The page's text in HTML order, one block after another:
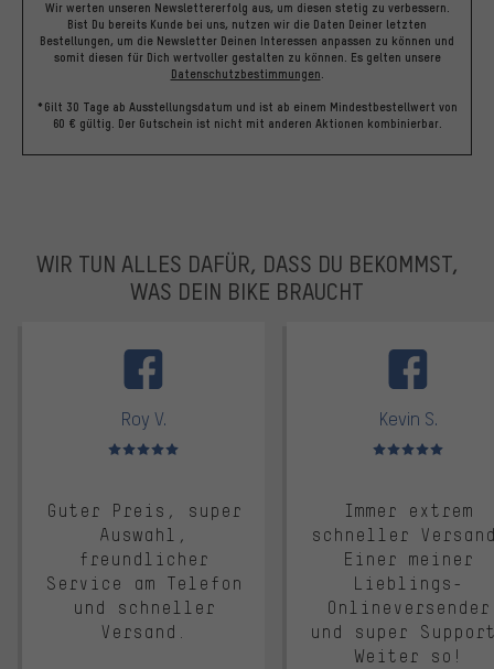
Wir werten unseren Newslettererfolg aus, um diesen stetig zu verbessern.
Bist Du bereits Kunde bei uns, nutzen wir die Daten Deiner letzten
Bestellungen, um die Newsletter Deinen Interessen anpassen zu können und
somit diesen für Dich wertvoller gestalten zu können. Es gelten unsere
Datenschutzbestimmungen.
*Gilt 30 Tage ab Ausstellungsdatum und ist ab einem Mindestbestellwert von
60 € gültig. Der Gutschein ist nicht mit anderen Aktionen kombinierbar.
WIR TUN ALLES DAFÜR, DASS DU BEKOMMST,
WAS DEIN BIKE BRAUCHT
Roy V.
Bewertungen: 5 von 5
Guter Preis, super
Auswahl,
freundlicher
Service am Telefon
und schneller
Versand.
Kevin S.
Bewertungen: 5 von 5
Immer extrem
schneller
Einer meiner
Lieblings-
Onlineversender
und super
Weiter so!